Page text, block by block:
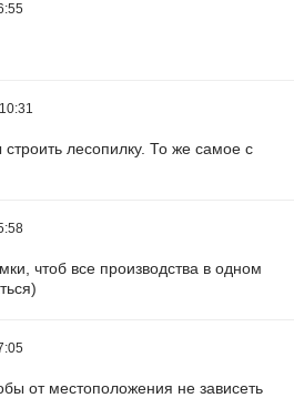
лесопилку. То же самое с
чтоб все производства в одном
от местоположения не зависеть